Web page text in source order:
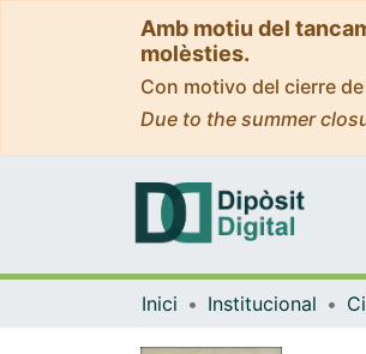
Amb motiu del
molèsties.
Con motivo del cierre
Due to the summer
Inici Institucional